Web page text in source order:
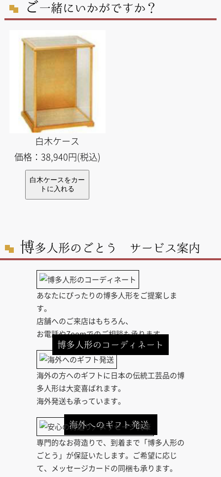
ご一緒にいかがですか？
白木ケース
価格：38,940円(税込)
博多人形のごとう サービス案内
博多人形のコーディネート
あなたにぴったりの博多人形をご提案しま
す。
店舗へのご来店はもちろん、
お電話やZoomでのご相談も承ります。
海外へのギフト発送
海外の方へのギフトに日本の伝統工芸品の博
多人形は大変喜ばれます。
海外発送も承っています。
専門的なお荷造りで、到着まで「博多人形の
ごとう」が保証いたします。ご希望に応じ
て、メッセージカードの同梱も承ります。